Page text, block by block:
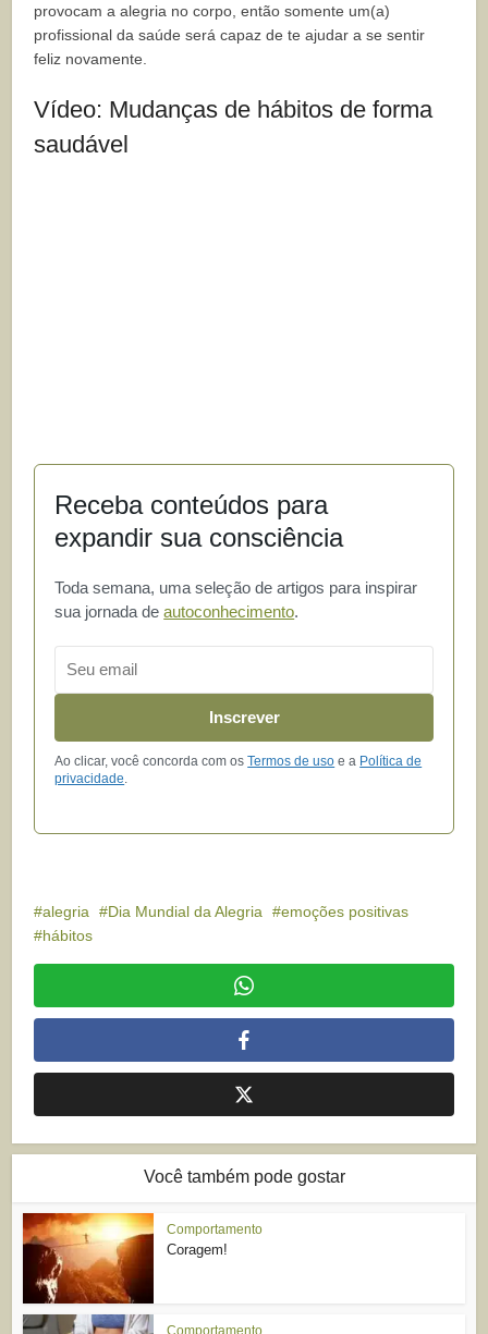
provocam a alegria no corpo, então somente um(a)
profissional da saúde será capaz de te ajudar a se sentir
feliz novamente.
Vídeo: Mudanças de hábitos de forma
saudável
Receba conteúdos para
expandir sua consciência
Toda semana, uma seleção de artigos para inspirar
sua jornada deautoconhecimento.
Inscrever
Ao clicar, você concorda com osTermos de uso e a Política de
privacidade
alegria Dia Mundial da Alegria
emoções positivas
hábitos
Você também pode gostar
Comportamento
Coragem!
Comportamento